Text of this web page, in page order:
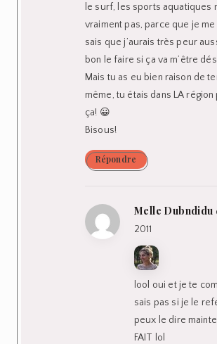
le surf, les sports aquatiques
vraiment pas, parce que je me
sais que j’aurais très peur
bon le faire si ça va m’être
Mais tu as eu bien raison de
même, tu étais dans LA
ça! 😀
Bisous!
Répondre
Melle Dubndidu
2011
lool oui et je te
sais pas si je le
peux le dire
FAIT lol